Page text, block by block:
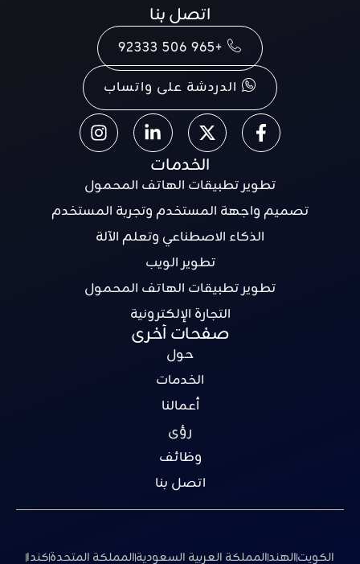
اتصل بنا
+965 506 92333
الدردشة على واتساب
الخدمات
تطوير تطبيقات الهاتف المحمول
تصميم واجهة المستخدم وتجربة المستخدم
الذكاء الاصطناعي وتعلم الآلة
تطوير الويب
تطوير تطبيقات الهاتف المحمول
التجارة الإلكترونية
صفحات أخرى
حول
الخدمات
أعمالنا
رؤى
وظائف
اتصل بنا
الكويتالهندالمملكة العربية السعوديةالمملكة المتحدةكندا